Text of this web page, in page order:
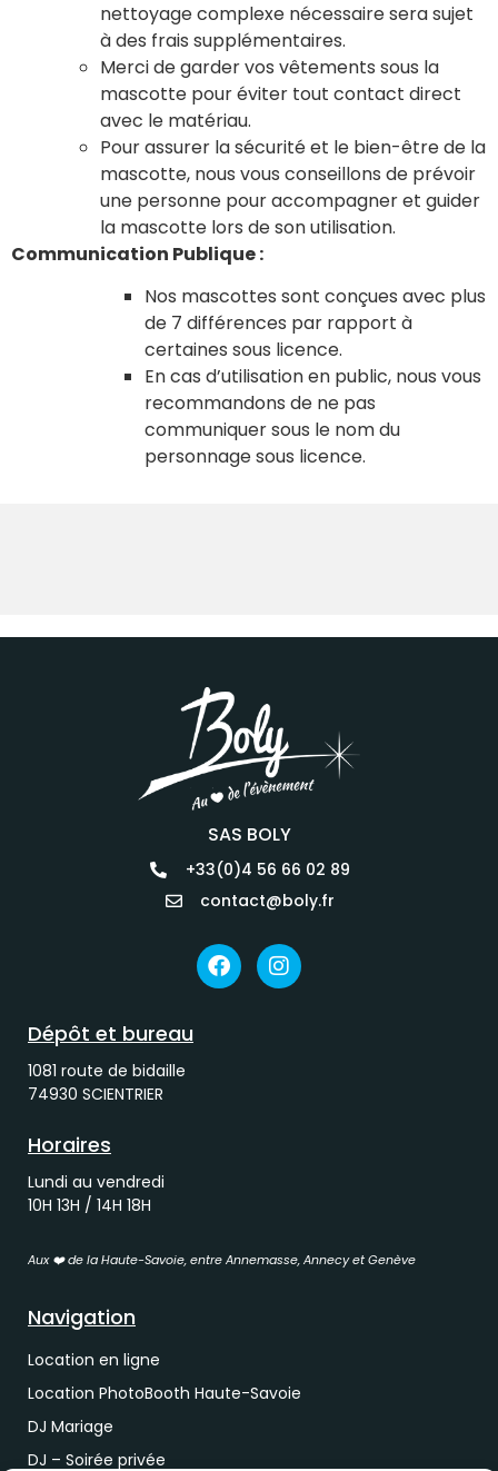
nettoyage complexe nécessaire sera sujet
à des frais supplémentaires.
Merci de garder vos vêtements sous la
mascotte pour éviter tout contact direct
avec le matériau.
Pour assurer la sécurité et le bien-être de la
mascotte, nous vous conseillons de prévoir
une personne pour accompagner et guider
la mascotte lors de son utilisation.
Communication Publique :
Nos mascottes sont conçues avec plus
de 7 différences par rapport à
certaines sous licence.
En cas d’utilisation en public, nous vous
recommandons de ne pas
communiquer sous le nom du
personnage sous licence.
SAS BOLY
+33(0)4 56 66 02 89
contact@boly.fr
Dépôt et bureau
1081 route de bidaille
74930 SCIENTRIER
Horaires
Lundi au vendredi
10H 13H / 14H 18H
Aux ❤️ de la Haute-Savoie, entre Annemasse, Annecy et Genève
Navigation
Location en ligne
Location PhotoBooth Haute-Savoie
DJ Mariage
DJ – Soirée privée